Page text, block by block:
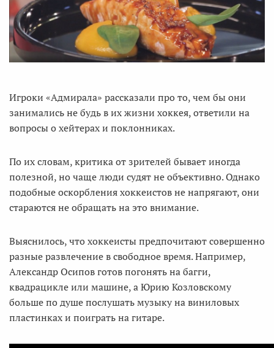
Игроки «Адмирала» рассказали про то, чем бы они
занимались не будь в их жизни хоккея, ответили на
вопросы о хейтерах и поклонниках.
По их словам, критика от зрителей бывает иногда
полезной, но чаще люди судят не объективно. Однако
подобные оскорбления хоккеистов не напрягают, они
стараются не обращать на это внимание.
Выяснилось, что хоккеисты предпочитают совершенно
разные развлечение в свободное время. Например,
Александр Осипов готов погонять на багги,
квадрацикле или машине, а Юрию Козловскому
больше по душе послушать музыку на виниловых
пластинках и поиграть на гитаре.